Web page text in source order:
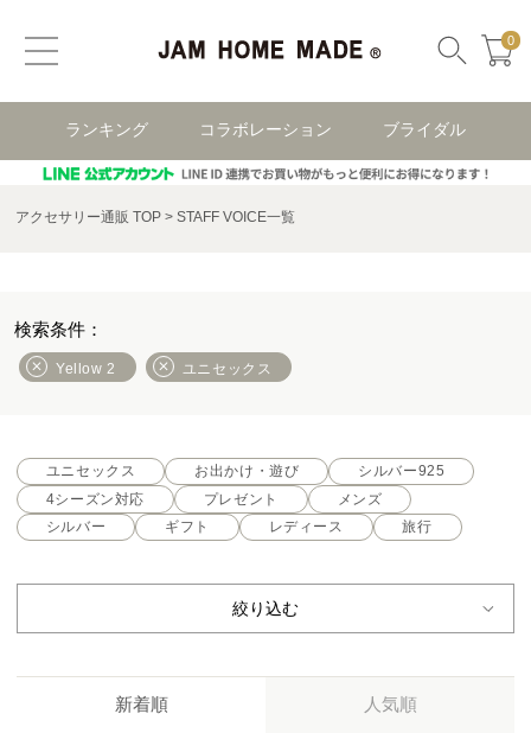
0
ランキング コラボレーション ブライダル
アクセサリー通販 TOP STAFF VOICE一覧
Yellow 2 ユニセックス
ユニセックス お出かけ・遊び
シルバー925
4シーズン対応
プレゼント
メンズ
シルバー
ギフト レディース 旅行
絞り込む
新着順 人気順